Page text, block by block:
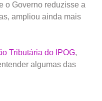
o Governo reduzisse a
ampliou ainda mais
Tributária do IPOG,
algumas das